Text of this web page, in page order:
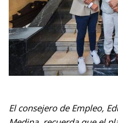
El consejero de Empleo,